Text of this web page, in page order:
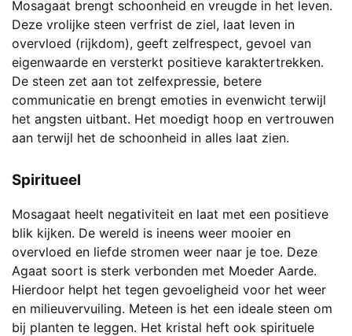
Mosagaat brengt schoonheid en vreugde in het leven.
Deze vrolijke steen verfrist de ziel, laat leven in
overvloed (rijkdom), geeft zelfrespect, gevoel van
eigenwaarde en versterkt positieve karaktertrekken.
De steen zet aan tot zelfexpressie, betere
communicatie en brengt emoties in evenwicht terwijl
het angsten uitbant. Het moedigt hoop en vertrouwen
aan terwijl het de schoonheid in alles laat zien.
Spiritueel
Mosagaat heelt negativiteit en laat met een positieve
blik kijken. De wereld is ineens weer mooier en
overvloed en liefde stromen weer naar je toe. Deze
Agaat soort is sterk verbonden met Moeder Aarde.
Hierdoor helpt het tegen gevoeligheid voor het weer
en milieuvervuiling. Meteen is het een ideale steen om
bij planten te leggen. Het kristal heft ook spirituele